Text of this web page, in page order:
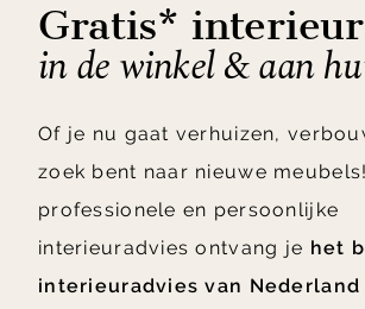
Gratis*
in de winkel & aan
Of je nu gaat verhuizen,
zoek bent naar nieuwe
professionele en persoonlijke
interieuradvies ontvang je het
interieuradvies van Nederland